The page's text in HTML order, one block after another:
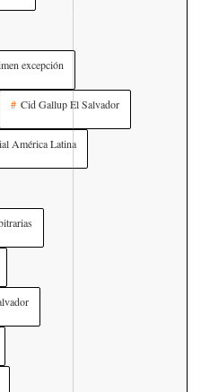
excepción
Cid Gallup El Salvador
América Latina